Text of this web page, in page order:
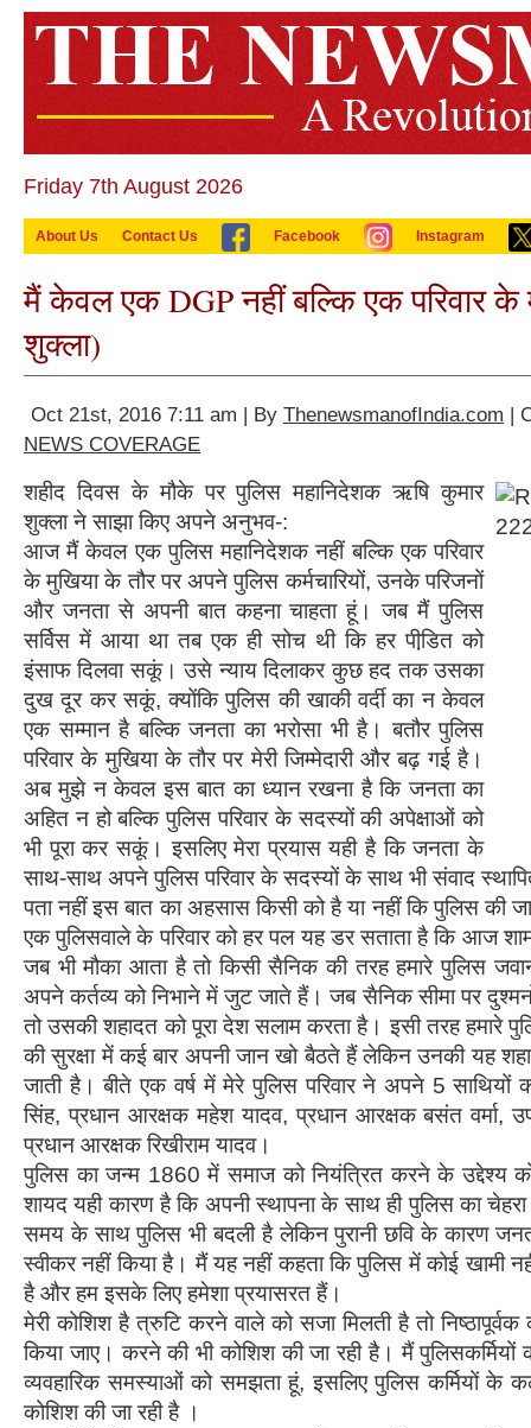
Friday 7th August 2026
About Us Contact Us Facebook Instagram
मैं केवल एक DGP नहीं बल्कि एक परिवार के
शुक्ला)
Oct 21st, 2016 7:11 am | By ThenewsmanofIndia.com |
NEWS COVERAGE
शहीद दिवस के मौके पर पुलिस महानिदेशक ऋषि कुमार
शुक्ला ने साझा किए अपने अनुभव-:
आज मैं केवल एक पुलिस महानिदेशक नहीं बल्कि एक परिवार
के मुखिया के तौर पर अपने पुलिस कर्मचारियों, उनके परिजनों
और जनता से अपनी बात कहना चाहता हूं। जब मैं पुलिस
सर्विस में आया था तब एक ही सोच थी कि हर पीडि़त को
इंसाफ दिलवा सकूं। उसे न्याय दिलाकर कुछ हद तक उसका
दुख दूर कर सकूं, क्योंकि पुलिस की खाकी वर्दी का न केवल
एक सम्मान है बल्कि जनता का भरोसा भी है। बतौर पुलिस
परिवार के मुखिया के तौर पर मेरी जिम्मेदारी और बढ़ गई है।
अब मुझे न केवल इस बात का ध्यान रखना है कि जनता का
अहित न हो बल्कि पुलिस परिवार के सदस्यों की अपेक्षाओं को
भी पूरा कर सकूं। इसलिए मेरा प्रयास यही है कि जनता के
साथ-साथ अपने पुलिस परिवार के सदस्यों के साथ भी संवाद
पता नहीं इस बात का अहसास किसी को है या नहीं कि पुलिस की
एक पुलिसवाले के परिवार को हर पल यह डर सताता है कि आज
जब भी मौका आता है तो किसी सैनिक की तरह हमारे पुलिस
अपने कर्तव्य को निभाने में जुट जाते हैं। जब सैनिक सीमा पर
तो उसकी शहादत को पूरा देश सलाम करता है। इसी तरह हमारे
की सुरक्षा में कई बार अपनी जान खो बैठते हैं लेकिन उनकी यह
जाती है। बीते एक वर्ष में मेरे पुलिस परिवार ने अपने 5
सिंह, प्रधान आरक्षक महेश यादव, प्रधान आरक्षक बसंत वर्मा, उप
प्रधान आरक्षक रिखीराम यादव।
पुलिस का जन्म 1860 में समाज को नियंत्रित करने के उद्देश्य
शायद यही कारण है कि अपनी स्थापना के साथ ही पुलिस का
समय के साथ पुलिस भी बदली है लेकिन पुरानी छवि के कारण
स्वीकर नहीं किया है। मैं यह नहीं कहता कि पुलिस में कोई खामी
है और हम इसके लिए हमेशा प्रयासरत हैं।
मेरी कोशिश है त्रुटि करने वाले को सजा मिलती है तो निष्ठापूर्वक
किया जाए। करने की भी कोशिश की जा रही है। मैं पुलिसकर्मियों
व्यवहारिक समस्याओं को समझता हूं, इसलिए पुलिस कर्मियों के
कोशिश की जा रही है ।